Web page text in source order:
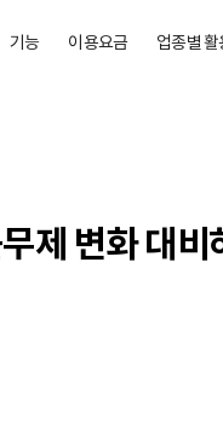
기능 이용요금 업종별 활
제 변화 대